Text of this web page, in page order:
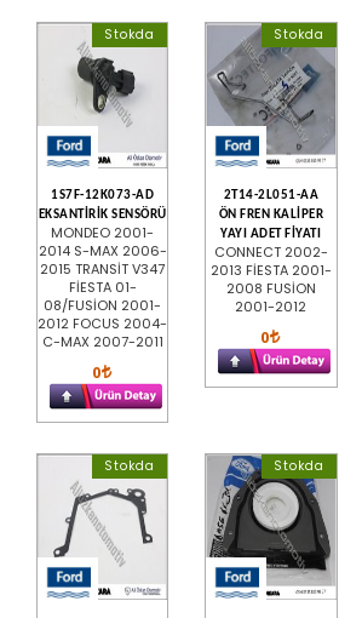
Stokda
1S7F-12K073-AD
EKSANTİRİK SENSÖRÜ
MONDEO 2001-
2014 S-MAX 2006-
2015 TRANSİT V347
FİESTA 01-
08/FUSİON 2001-
2012 FOCUS 2004-
C-MAX 2007-2011
0
Stokda
2T14-2L051-AA
ÖN FREN KALİPER
YAYI ADET FİYATI
CONNECT 2002-
2013 FİESTA 2001-
2008 FUSİON
2001-2012
0
Stokda Stokda